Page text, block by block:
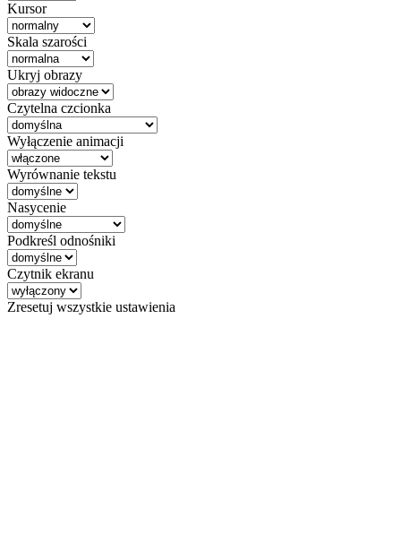
Kursor
Skala szarości
Ukryj obrazy
Czytelna czcionka
Wyłączenie animacji
Wyrównanie tekstu
Nasycenie
Podkreśl odnośniki
Czytnik ekranu
Zresetuj wszystkie ustawienia